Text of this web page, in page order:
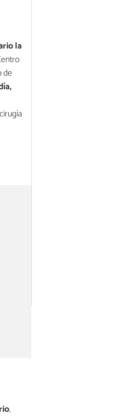
la
de
,